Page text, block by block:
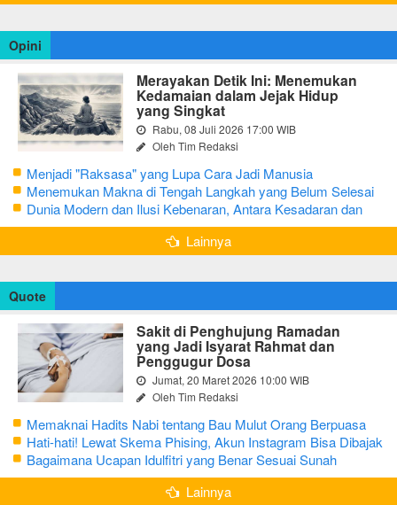
Opini
Merayakan Detik Ini: Menemukan
Kedamaian dalam Jejak Hidup
yang Singkat
Rabu, 08 Juli 2026 17:00 WIB
Oleh Tim Redaksi
Menjadi "Raksasa" yang Lupa Cara Jadi Manusia
Menemukan Makna di Tengah Langkah yang Belum Selesai
Dunia Modern dan Ilusi Kebenaran, Antara Kesadaran dan
terjebak Tipu Daya
Lainnya
Quote
Sakit di Penghujung Ramadan
yang Jadi Isyarat Rahmat dan
Penggugur Dosa
Jumat, 20 Maret 2026 10:00 WIB
Oleh Tim Redaksi
Memaknai Hadits Nabi tentang Bau Mulut Orang Berpuasa
Secara Bijak Agar Tidak Menggangu
Hati-hati! Lewat Skema Phising, Akun Instagram Bisa Dibajak
Kurang dari 3 Menit
Bagaimana Ucapan Idulfitri yang Benar Sesuai Sunah
Rasulullah
Lainnya